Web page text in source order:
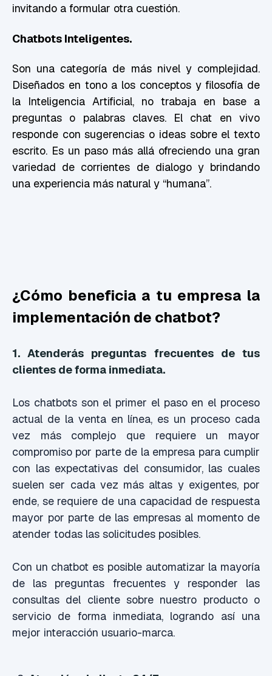
invitando a formular otra cuestión.
Chatbots Inteligentes.
Son una categoría de más nivel y complejidad.
Diseñados en tono a los conceptos y filosofía de
la Inteligencia Artificial, no trabaja en base a
preguntas o palabras claves. El chat en vivo
responde con sugerencias o ideas sobre el texto
escrito. Es un paso más allá ofreciendo una gran
variedad de corrientes de dialogo y brindando
una experiencia más natural y “humana”.
¿Cómo beneficia a tu empresa la
implementación de chatbot?
1. Atenderás preguntas frecuentes de tus
clientes de forma inmediata.
Los chatbots son el primer el paso en el proceso
actual de la venta en línea, es un proceso cada
vez más complejo que requiere un mayor
compromiso por parte de la empresa para cumplir
con las expectativas del consumidor, las cuales
suelen ser cada vez más altas y exigentes, por
ende, se requiere de una capacidad de respuesta
mayor por parte de las empresas al momento de
atender todas las solicitudes posibles.
Con un chatbot es posible automatizar la mayoría
de las preguntas frecuentes y responder las
consultas del cliente sobre nuestro producto o
servicio de forma inmediata, logrando así una
mejor interacción usuario-marca.